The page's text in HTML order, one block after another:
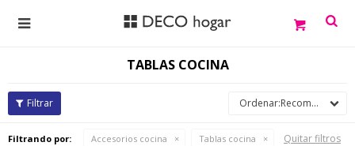

TABLAS COCINA
Recomendados
Filtrando por: Accesorios cocina Tablas cocina Quitar filtros